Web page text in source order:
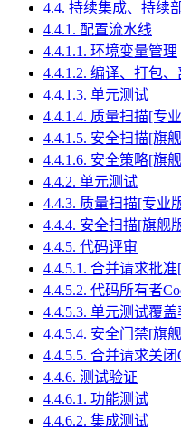
4.4. 持续集成、持续
4.4.1. 配置流水线
4.4.1.1. 环境变量管理
4.4.1.2. 编译、打包
4.4.1.3. 单元测试
4.4.1.4. 质量扫描[专
4.4.1.5. 安全扫描[旗
4.4.1.6. 安全策略[旗
4.4.2. 单元测试
4.4.3. 质量扫描[专业
4.4.4. 安全扫描[旗舰
4.4.5. 代码评审
4.4.5.1. 合并请求批
4.4.5.2. 代码所有者
4.4.5.3. 单元测试覆
4.4.5.4. 安全门禁[旗
4.4.5.5. 合并请求关
4.4.6. 测试验证
4.4.6.1. 功能测试
4.4.6.2. 集成测试